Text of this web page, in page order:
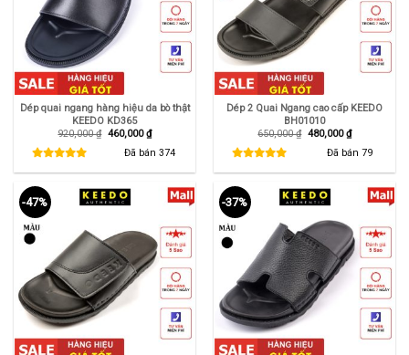
Dép quai ngang hàng hiệu da bò thật
KEEDO KD365
920,000₫ Giá
460,000₫Giá
hiện
tại
Đã bán 374
Dép 2 Quai Ngang cao cấp KEEDO
BH01010
650,000₫ Giá
480,000₫Giá
hiện
tại
Đã bán 79
-47% -37%